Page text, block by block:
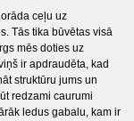
ceļu uz
Tās tika būvētas visā
mēs doties uz
ir apdraudēta, kad
struktūru jums un
redzami caurumi
ledus gabalu, kam ir